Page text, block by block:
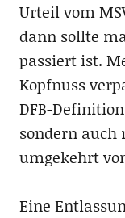
Urteil vom
dann sollte
passiert ist.
Kopfnuss
DFB-
sondern
umgekehrt
Eine